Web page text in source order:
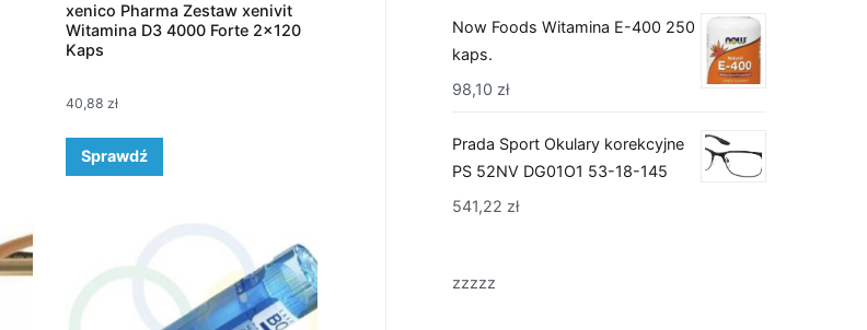
xenico Pharma Zestaw xenivit
Witamina D3 4000 Forte 2×120
Kaps
40,88 zł
Sprawdź
Now Foods Witamina E-400 250
kaps.
98,10 zł
Prada Sport Okulary korekcyjne
PS 52NV DG01O1 53-18-145
541,22 zł
zzzzz